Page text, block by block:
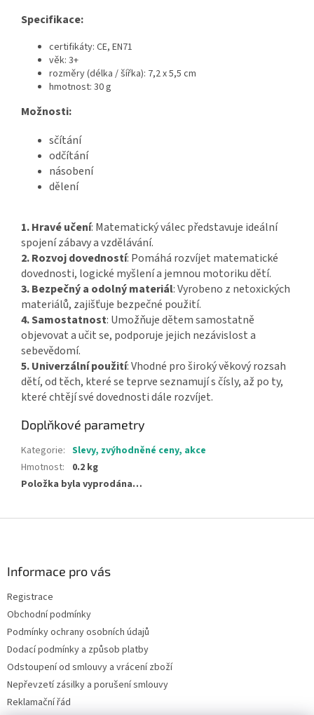
Specifikace:
certifikáty: CE, EN71
věk: 3+
rozměry (délka / šířka): 7,2 x 5,5 cm
hmotnost: 30 g
Možnosti:
sčítání
odčítání
násobení
dělení
1. Hravé učení: Matematický válec představuje ideální
spojení zábavy a vzdělávání.
2. Rozvoj dovedností: Pomáhá rozvíjet matematické
dovednosti, logické myšlení a jemnou motoriku dětí.
3. Bezpečný a odolný materiál: Vyrobeno z netoxických
materiálů, zajišťuje bezpečné použití.
4. Samostatnost: Umožňuje dětem samostatně
objevovat a učit se, podporuje jejich nezávislost a
sebevědomí.
5. Univerzální použití: Vhodné pro široký věkový rozsah
dětí, od těch, které se teprve seznamují s čísly, až po ty,
které chtějí své dovednosti dále rozvíjet.
Doplňkové parametry
Kategorie: Slevy, zvýhodněné ceny, akce
Hmotnost:
0.2 kg
Položka byla vyprodána…
Informace pro vás
Registrace
Obchodní podmínky
Podmínky ochrany osobních údajů
Dodací podmínky a způsob platby
Odstoupení od smlouvy a vrácení zboží
Nepřevzetí zásilky a porušení smlouvy
Reklamační řád